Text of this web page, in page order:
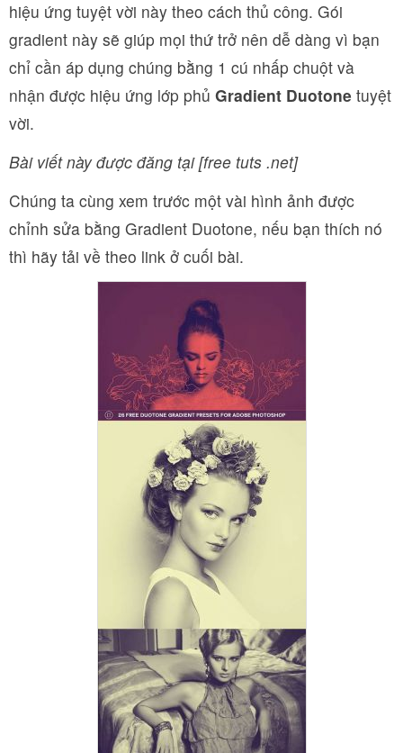
hiệu ứng tuyệt vời này theo cách thủ công. Gói
gradient này sẽ giúp mọi thứ trở nên dễ dàng vì bạn
chỉ cần áp dụng chúng bằng 1 cú nhấp chuột và
nhận được hiệu ứng lớp phủ Gradient Duotone tuyệt
vời.
Bài viết này được đăng tại [free tuts .net]
Chúng ta cùng xem trước một vài hình ảnh được
chỉnh sửa bằng Gradient Duotone, nếu bạn thích nó
thì hãy tải về theo link ở cuối bài.